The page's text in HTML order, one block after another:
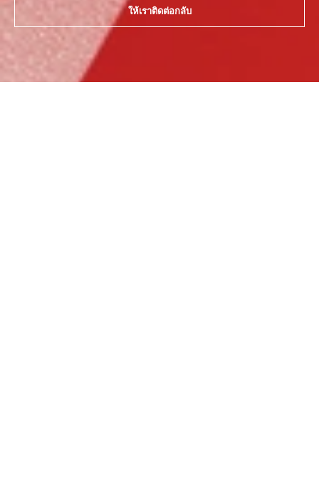
ให้เราติดต่อกลับ